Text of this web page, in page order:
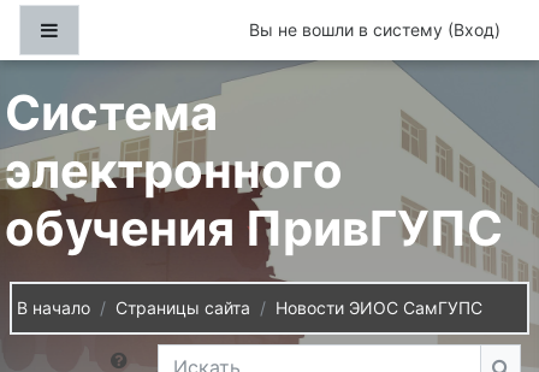
Перейти к основному содержанию
Вы не вошли в систему (Вход)
Система
электронного
обучения ПривГУПС
В начало Страницы сайта Новости ЭИОС СамГУПС
Искать